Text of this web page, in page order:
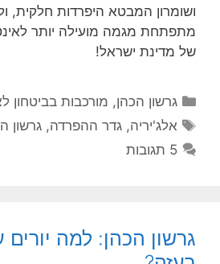
ושומרון המבטא היפרדות חלקית,
מתפתחת מגמה מועילה יותר
של מדינת ישראל!
קטגוריות
גרשון הכהן, מורכבות בביטחון
תגיות
אלג'יריה,גדר ההפרדה,גרשון
5 תגובות
גרשון הכהן: למה